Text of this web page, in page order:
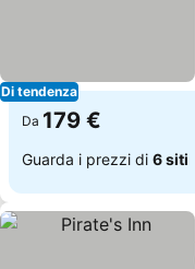
Di tendenza
Da 179 €
Guarda i prezzi di 6 siti